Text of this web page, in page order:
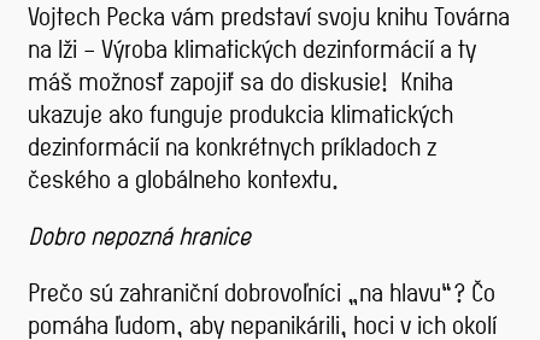
Vojtech Pecka vám predstaví svoju knihu Továrna
na lži – Výroba klimatických dezinformácií a ty
máš možnosť zapojiť sa do diskusie! Kniha
ukazuje ako funguje produkcia klimatických
dezinformácií na konkrétnych príkladoch z
českého a globálneho kontextu.
Dobro nepozná hranice
Prečo sú zahraniční dobrovoľníci „na hlavu“? Čo
pomáha ľudom, aby nepanikárili, hoci v ich okolí